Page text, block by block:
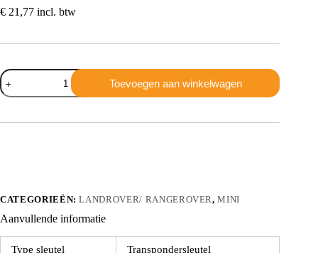
€ 21,77 incl. btw
BMW/Landrover/Mini
behuizing
MG
Mini
Land
75
Toevoegen aan winkelwagen
CATEGORIEËN:LANDROVER/ RANGEROVER,MINI
Aanvullende informatie
Type sleutel Transpondersleutel